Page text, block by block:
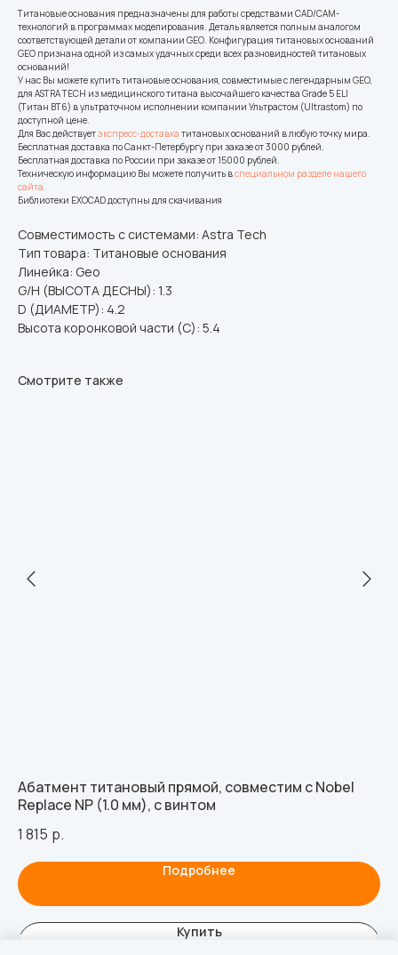
Титановые основания предназначены для работы средствами CAD/CAM-
технологий в программах моделирования. Деталь является полным аналогом
соответствующей детали от компании GEO. Конфигурация титановых оснований
GEO признана одной из самых удачных среди всех разновидностей титановых
оснований!
У нас Вы можете купить титановые основания, совместимые с легендарным GEO,
для ASTRA TECH из медицинского титана высочайшего качества Grade 5 ELI
(Титан ВТ6) в ультраточном исполнении компании Ультрастом (Ultrastom) по
доступной цене.
Для Вас действуетэкспресс-доставка титановых оснований в любую точку мира.
Бесплатная доставка по Санкт-Петербургу при заказе от 3000 рублей.
Бесплатная доставка по России при заказе от 15000 рублей.
Техническую информацию Вы можете получить вспециальном разделе нашего
сайта.
Библиотеки EXOCAD доступны для скачивания
Совместимость с системами: Astra Tech
Тип товара: Титановые основания
Линейка: Geo
G/H (ВЫСОТА ДЕСНЫ): 1.3
D (ДИАМЕТР): 4.2
Высота коронковой части (C): 5.4
Смотрите также
Абатмент титановый прямой, совместим с Nobel
Replace NP (1.0 мм), с винтом
1 815 р.
Подробнее
Купить